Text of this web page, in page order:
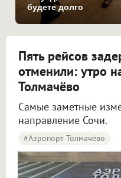
будете долго
Пять рейсов
отменили: утро
Толмачёво
Самые заметные
направление Сочи.
#Аэропорт Толмачёво